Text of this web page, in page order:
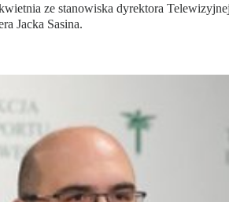
ze stanowiska dyrektora
Jacka Sasina.